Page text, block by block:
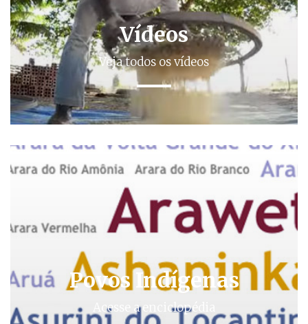
Vídeos
Veja todos os vídeos
Povos Indígenas
Acesse a enciclopédia